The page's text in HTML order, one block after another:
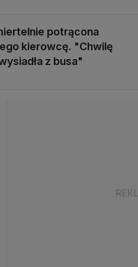
potrącona
kierowcę. "Chwilę
z busa"